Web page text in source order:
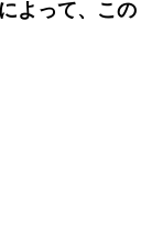
よって、この